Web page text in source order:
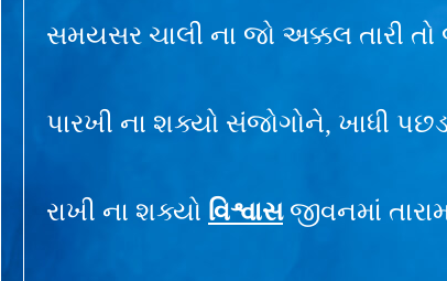
સમયસર ચાલી ના જો અક્કલ તારી તો
પારખી ના શક્યો સંજોગોને, ખાધી
રાખી ના શક્યો વિશ્વાસજીવનમાં